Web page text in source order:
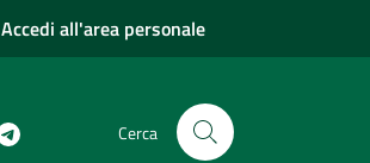
Accedi all'area personale
Cerca